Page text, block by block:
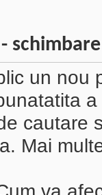
un nou
cautare
Mai